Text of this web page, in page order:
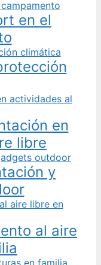
en el
en
libre
y
al aire